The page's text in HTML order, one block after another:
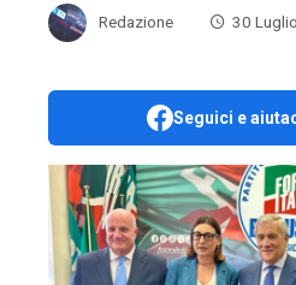
Redazione
30
Seguici e